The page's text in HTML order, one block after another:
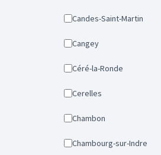
Candes-Saint-Martin
Cangey
Céré-la-Ronde
Cerelles
Chambon
Chambourg-sur-Indre